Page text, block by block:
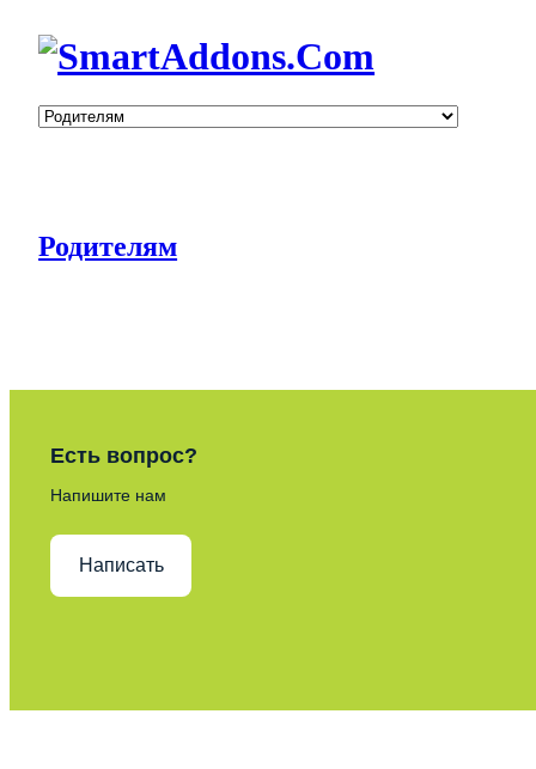
Родителям
Есть вопрос?
Напишите нам
Написать